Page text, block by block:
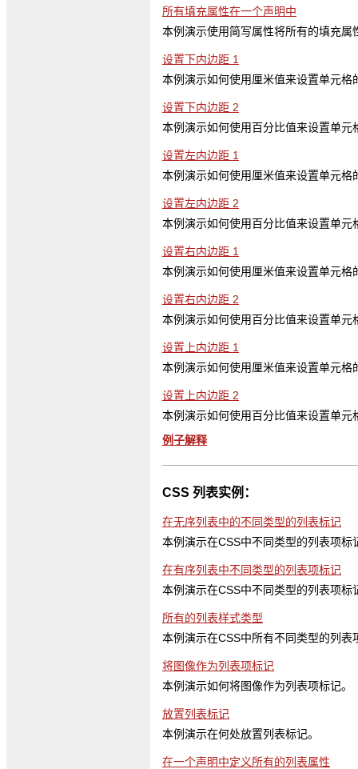
所有填充属性在一个声明中
本例演示使用简写属性将所有的填充
设置下内边距 1
本例演示如何使用厘米值来设置单元格
设置下内边距 2
本例演示如何使用百分比值来设置单元
设置左内边距 1
本例演示如何使用厘米值来设置单元格
设置左内边距 2
本例演示如何使用百分比值来设置单元
设置右内边距 1
本例演示如何使用厘米值来设置单元格
设置右内边距 2
本例演示如何使用百分比值来设置单元
设置上内边距 1
本例演示如何使用厘米值来设置单元格
设置上内边距 2
本例演示如何使用百分比值来设置单元
例子解释
CSS 列表实例：
在无序列表中的不同类型的列表标记
本例演示在CSS中不同类型的列表项标
在有序列表中不同类型的列表项标记
本例演示在CSS中不同类型的列表项标
所有的列表样式类型
本例演示在CSS中所有不同类型的列表
将图像作为列表项标记
本例演示如何将图像作为列表项标记。
放置列表标记
本例演示在何处放置列表标记。
在一个声明中定义所有的列表属性